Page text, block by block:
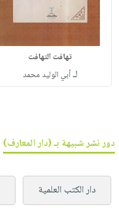
تهافت التهافت
لـأبي الوليد محمد
دور نشر شبيهة بـ (دار المعارف)
دار الكتب العلمية